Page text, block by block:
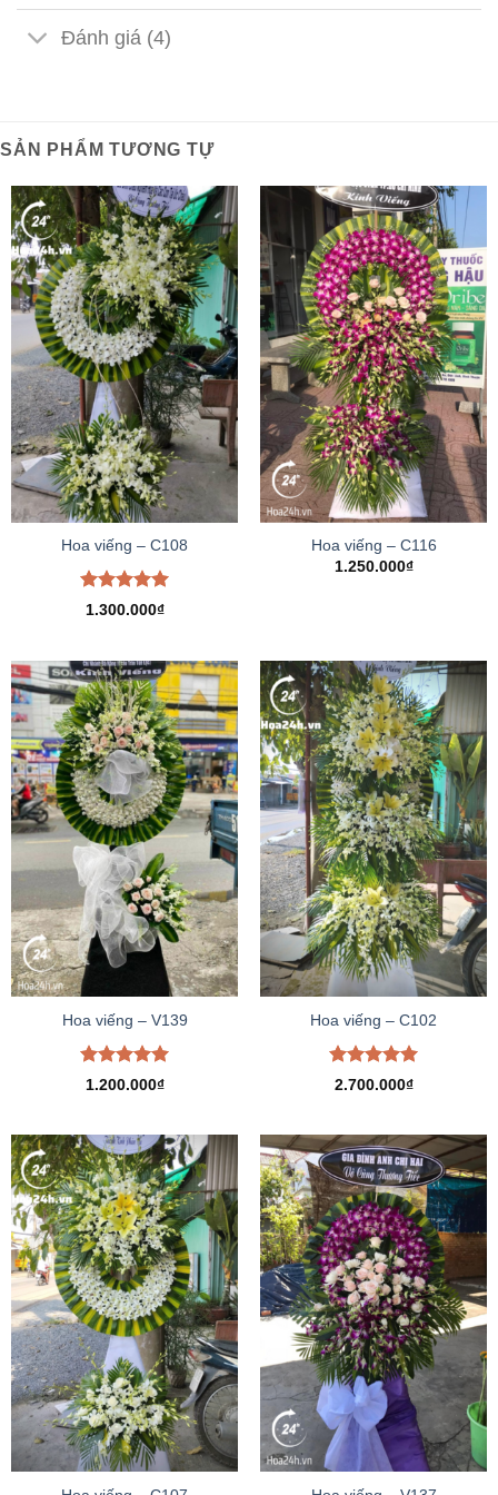
Đánh giá (4)
SẢN PHẨM TƯƠNG TỰ
Hoa viếng – C108
Được xếp
1.300.000₫
Hoa viếng – C116
1.250.000₫
Hoa viếng – V139
Được xếp
1.200.000₫
Hoa viếng – C102
Được xếp
2.700.000₫